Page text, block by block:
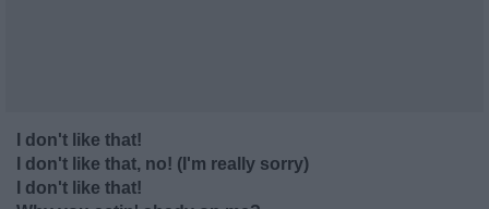
I don't like that!
I don't like that, no! (I'm really sorry)
I don't like that!